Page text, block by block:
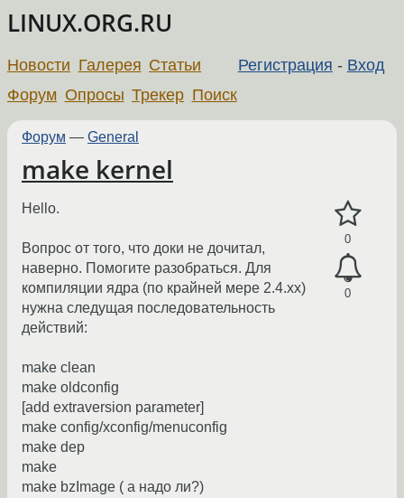
LINUX.ORG.RU
Регистрация - Вход
Новости Галерея Статьи
Форум Опросы Трекер Поиск
Форум — General
make kernel
0
0
Hello.
Вопрос от того, что доки не дочитал,
наверно. Помогите разобраться. Для
компиляции ядра (по крайней мере 2.4.xx)
нужна следущая последовательность
действий:
make clean
make oldconfig
[add extraversion parameter]
make config/xconfig/menuconfig
make dep
make
make bzImage ( а надо ли?)